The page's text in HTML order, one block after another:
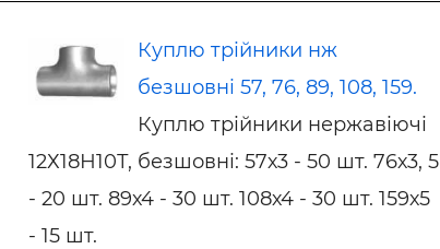
Куплю трійники нж
безшовні 57, 76, 89, 108, 159.
Куплю трійники нержавіючі
12Х18Н10Т, безшовні: 57х3 - 50 шт. 76х3, 5
- 20 шт. 89х4 - 30 шт. 108х4 - 30 шт. 159х5
- 15 шт.